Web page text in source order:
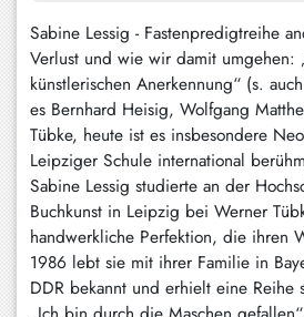
Sabine Lessig - Fastenpredigtreihe
Verlust und wie wir damit umgehen:
künstlerischen Anerkennung“ (s.
es Bernhard Heisig, Wolfgang
Tübke, heute ist es insbesondere
Leipziger Schule international
Sabine Lessig studierte an der
Buchkunst in Leipzig bei Werner
handwerkliche Perfektion, die ihren
1986 lebt sie mit ihrer Familie in
DDR bekannt und erhielt eine Reihe
Rottach-
Egern
Schaftlach
/
Waakirchen
Schliersee
Tegernsee
Warngau
/